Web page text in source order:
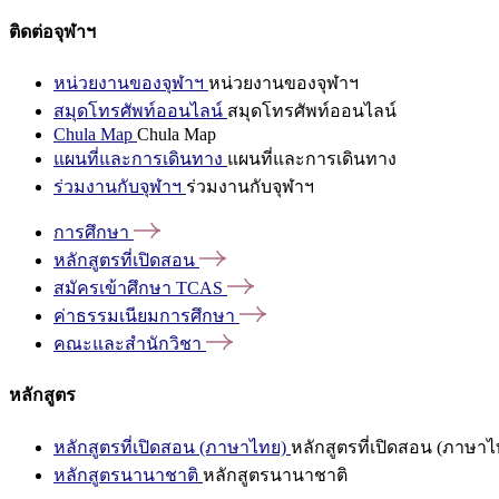
ติดต่อจุฬาฯ
หน่วยงานของจุฬาฯ หน่วยงานของจุฬาฯ
สมุดโทรศัพท์ออนไลน์ สมุดโทรศัพท์ออนไลน์
Chula Map Chula Map
แผนที่และการเดินทาง แผนที่และการเดินทาง
ร่วมงานกับจุฬาฯ ร่วมงานกับจุฬาฯ
การศึกษา
หลักสูตรที่เปิดสอน
สมัครเข้าศึกษา TCAS
ค่าธรรมเนียมการศึกษา
คณะและสำนักวิชา
หลักสูตร
หลักสูตรที่เปิดสอน (ภาษาไทย) หลักสูตรที่เปิดสอน (ภาษาไ
หลักสูตรนานาชาติ หลักสูตรนานาชาติ